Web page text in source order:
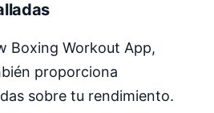
Boxing Workout App,
proporciona
sobre tu rendimiento.